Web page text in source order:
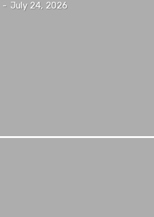
- July 24, 2026